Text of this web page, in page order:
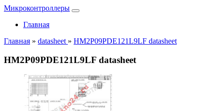
Микроконтроллеры
Главная
Главная » datasheet » HM2P09PDE121L9LF datasheet
HM2P09PDE121L9LF datasheet